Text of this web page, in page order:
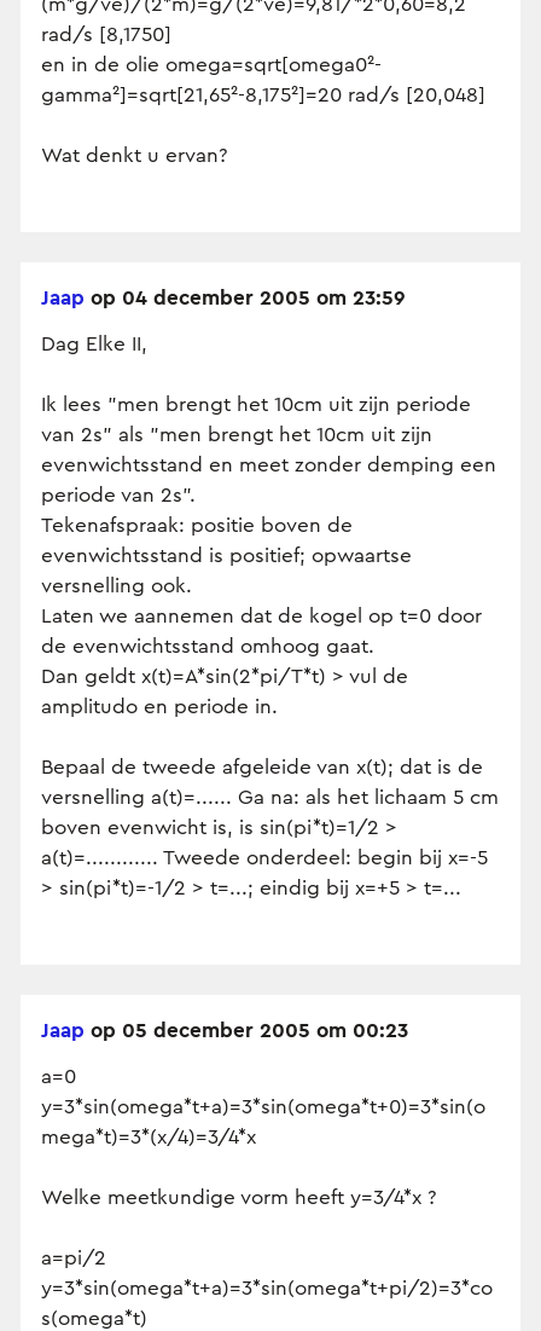
rad/s [8,1750]
en in de olie omega=sqrt[omega0²-
gamma²]=sqrt[21,65²-8,175²]=20 rad/s [20,048]
Wat denkt u ervan?
Jaap op 04 december 2005 om 23:59
Dag Elke II,
Ik lees "men brengt het 10cm uit zijn periode
van 2s" als "men brengt het 10cm uit zijn
evenwichtsstand en meet zonder demping een
periode van 2s".
Tekenafspraak: positie boven de
evenwichtsstand is positief; opwaartse
versnelling ook.
Laten we aannemen dat de kogel op t=0 door
de evenwichtsstand omhoog gaat.
Dan geldt x(t)=A*sin(2*pi/T*t) > vul de
amplitudo en periode in.
Bepaal de tweede afgeleide van x(t); dat is de
versnelling a(t)=...... Ga na: als het lichaam 5 cm
boven evenwicht is, is sin(pi*t)=1/2 >
a(t)=............ Tweede onderdeel: begin bij x=-5
> sin(pi*t)=-1/2 > t=...; eindig bij x=+5 > t=...
Jaap op 05 december 2005 om 00:23
a=0
y=3*sin(omega*t+a)=3*sin(omega*t+0)=3*sin(o
mega*t)=3*(x/4)=3/4*x
Welke meetkundige vorm heeft y=3/4*x ?
a=pi/2
y=3*sin(omega*t+a)=3*sin(omega*t+pi/2)=3*co
s(omega*t)